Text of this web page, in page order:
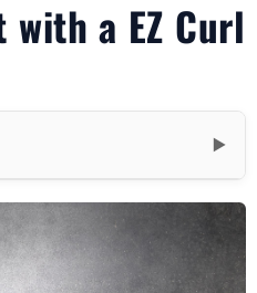
with a EZ Curl
▼
Curl-Stange
mit einer Curl-Stange